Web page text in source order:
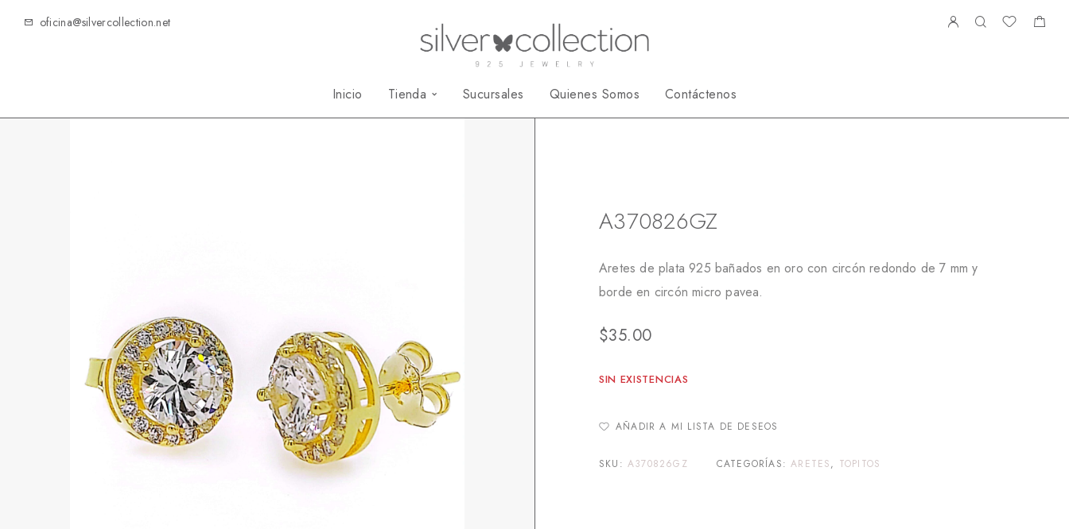
oficina@silvercollection.net
Inicio Tienda Sucursales Quienes Somos Contáctenos
A370826GZ
Aretes de plata 925 bañados en oro con circón redondo de 7 mm y
borde en circón micro pavea.
$35.00
SIN EXISTENCIAS
AÑADIR A MI LISTA DE DESEOS
SKU: A370826GZ CATEGORÍAS:ARETES, TOPITOS